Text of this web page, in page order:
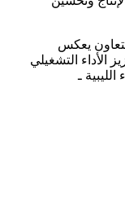
يعكس
التشغيلي
ـ